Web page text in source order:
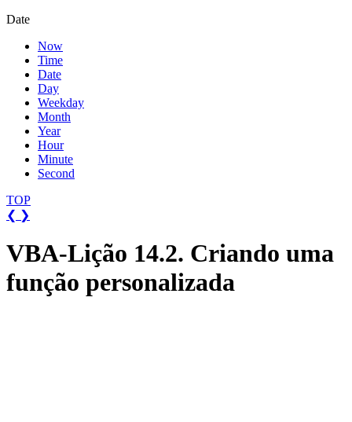
Date
Now
Time
Date
Day
Weekday
Month
Year
Hour
Minute
Second
TOP
❮ ❯
VBA-Lição 14.2. Criando uma
função personalizada